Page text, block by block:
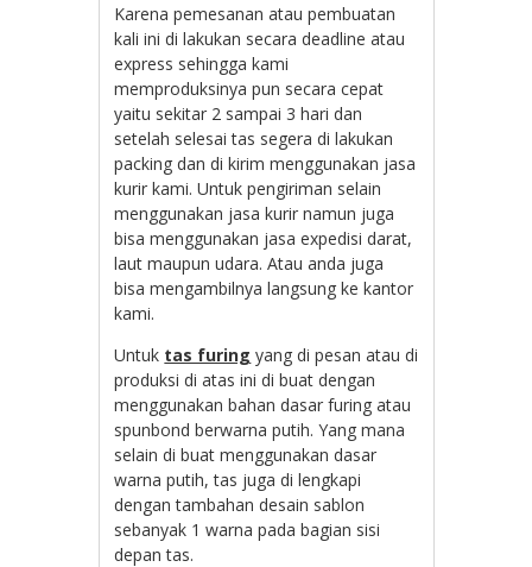
Karena pemesanan atau pembuatan
kali ini di lakukan secara deadline atau
express sehingga kami
memproduksinya pun secara cepat
yaitu sekitar 2 sampai 3 hari dan
setelah selesai tas segera di lakukan
packing dan di kirim menggunakan jasa
kurir kami. Untuk pengiriman selain
menggunakan jasa kurir namun juga
bisa menggunakan jasa expedisi darat,
laut maupun udara. Atau anda juga
bisa mengambilnya langsung ke kantor
kami.
Untuk tas furing yang di pesan atau di
produksi di atas ini di buat dengan
menggunakan bahan dasar furing atau
spunbond berwarna putih. Yang mana
selain di buat menggunakan dasar
warna putih, tas juga di lengkapi
dengan tambahan desain sablon
sebanyak 1 warna pada bagian sisi
depan tas.